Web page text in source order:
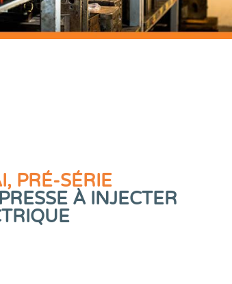
PRÉ-SÉRIE
À INJECTER